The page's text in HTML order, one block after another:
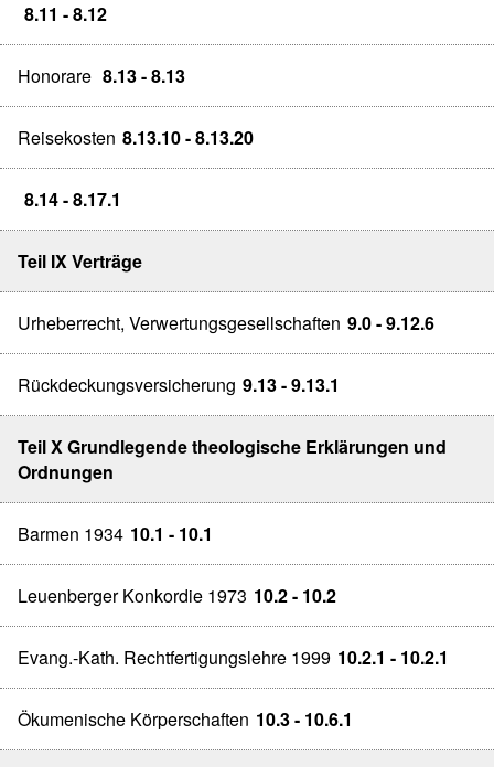
8.11 - 8.12
Honorare 8.13 - 8.13
Reisekosten 8.13.10 - 8.13.20
8.14 - 8.17.1
Teil IX Verträge
Urheberrecht, Verwertungsgesellschaften 9.0 - 9.12.6
Rückdeckungsversicherung 9.13 - 9.13.1
Teil X Grundlegende theologische Erklärungen und
Ordnungen
Barmen 1934 10.1 - 10.1
Leuenberger Konkordie 1973 10.2 - 10.2
Evang.-Kath. Rechtfertigungslehre 1999 10.2.1 - 10.2.1
Ökumenische Körperschaften 10.3 - 10.6.1